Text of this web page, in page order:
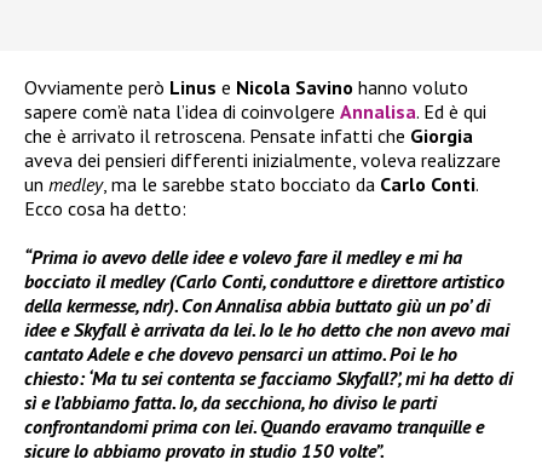
Ovviamente però Linus e Nicola Savino hanno voluto
sapere com’è nata l’idea di coinvolgere Annalisa. Ed è qui
che è arrivato il retroscena. Pensate infatti che Giorgia
aveva dei pensieri differenti inizialmente, voleva realizzare
un medley, ma le sarebbe stato bocciato da Carlo Conti.
Ecco cosa ha detto:
“Prima io avevo delle idee e volevo fare il medley e mi ha
bocciato il medley (Carlo Conti, conduttore e direttore artistico
della kermesse, ndr). Con Annalisa abbia buttato giù un po’ di
idee e Skyfall è arrivata da lei. Io le ho detto che non avevo mai
cantato Adele e che dovevo pensarci un attimo. Poi le ho
chiesto: ‘Ma tu sei contenta se facciamo Skyfall?’, mi ha detto di
sì e l’abbiamo fatta. Io, da secchiona, ho diviso le parti
confrontandomi prima con lei. Quando eravamo tranquille e
sicure lo abbiamo provato in studio 150 volte”.